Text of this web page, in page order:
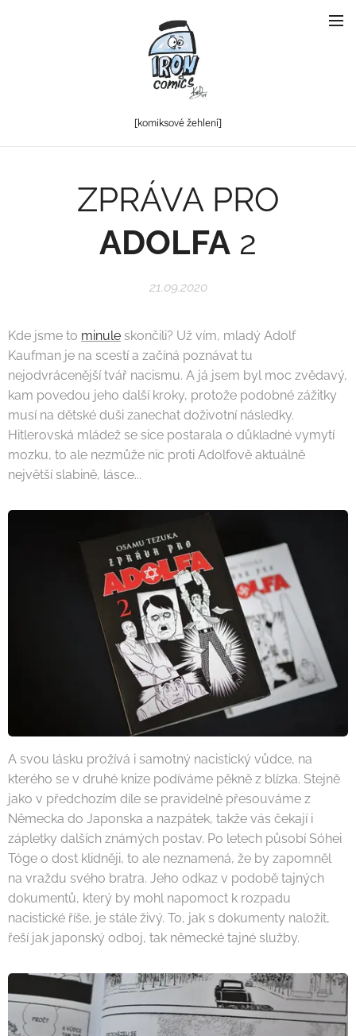
[komiksové žehlení]
ZPRÁVA PRO
ADOLFA 2
21.09.2020
Kde jsme to minule skončili? Už vím, mladý Adolf
Kaufman je na scestí a začíná poznávat tu
nejodvrácenější tvář nacismu. A já jsem byl moc zvědavý,
kam povedou jeho další kroky, protože podobné zážitky
musí na dětské duši zanechat doživotní následky.
Hitlerovská mládež se sice postarala o důkladné vymytí
mozku, to ale nezmůže nic proti Adolfově aktuálně
největší slabině, lásce...
A svou lásku prožívá i samotný nacistický vůdce, na
kterého se v druhé knize podíváme pěkně z blízka. Stejně
jako v předchozím díle se pravidelně přesouváme z
Německa do Japonska a nazpátek, takže vás čekají i
zápletky dalších známých postav. Po letech působí Sóhei
Tóge o dost klidněji, to ale neznamená, že by zapomněl
na vraždu svého bratra. Jeho odkaz v podobě tajných
dokumentů, který by mohl napomoct k rozpadu
nacistické říše, je stále živý. To, jak s dokumenty naložit,
řeší jak japonský odboj, tak německé tajné služby.